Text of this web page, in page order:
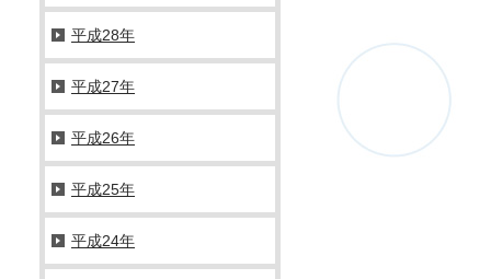
平成28年
平成27年
平成26年
平成25年
平成24年